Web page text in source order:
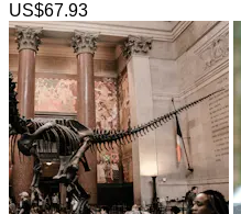
US$67.93